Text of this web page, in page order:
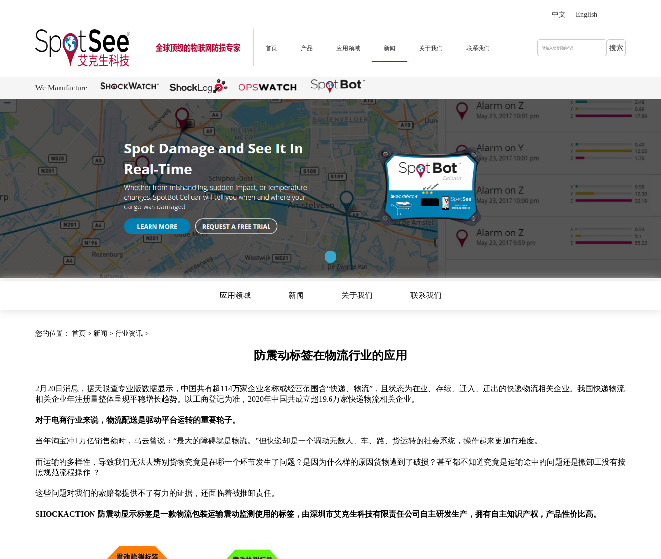
中文 English
首页 产品 应用领域 新闻 关于我们 联系我们
We Manufacture
应用领域 新闻 关于我们 联系我们
您的位置： 首页 > 新闻 > 行业资讯 >
防震动标签在物流行业的应用
2月20日消息，据天眼查专业版数据显示，中国共有超114万家企业名称或经营范围含“快递、物流”，且状态为在业、存续、迁入、迁出的快递物流相关企业。我国快递物流
相关企业年注册量整体呈现平稳增长趋势。以工商登记为准，2020年中国共成立超19.6万家快递物流相关企业。
对于电商行业来说，物流配送是驱动平台运转的重要轮子。
当年淘宝冲1万亿销售额时，马云曾说：“最大的障碍就是物流。”但快递却是一个调动无数人、车、路、货运转的社会系统，操作起来更加有难度。
而运输的多样性，导致我们无法去辨别货物究竟是在哪一个环节发生了问题？是因为什么样的原因货物遭到了破损？甚至都不知道究竟是运输途中的问题还是搬卸工没有按
照规范流程操作 ？
这些问题对我们的索赔都提供不了有力的证据，还面临着被推卸责任。
SHOCKACTION 防震动显示标签是一款物流包装运输震动监测使用的标签，由深圳市艾克生科技有限责任公司自主研发生产，拥有自主知识产权，产品性价比高。